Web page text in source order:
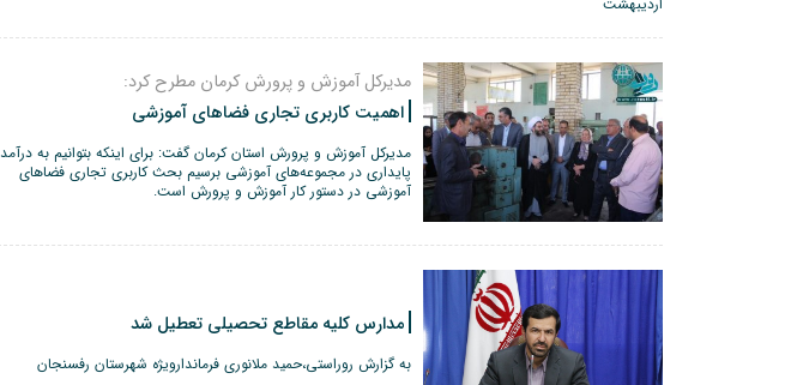
مدیرکل آموزش و پرورش کرمان مطرح کرد:
اهمیت کاربری تجاری فضاهای آموزشی
مدیرکل آموزش و پرورش استان کرمان گفت: برای اینکه بتوانیم به درآمد
پایداری در مجموعه‌های آموزشی برسیم بحث کاربری تجاری فضاهای
آموزشی در دستور کار آموزش و پرورش است.
مدارس کلیه مقاطع تحصیلی تعطیل شد
به گزارش روراستی،حمید ملانوری فرماندارویژه شهرستان رفسنجان